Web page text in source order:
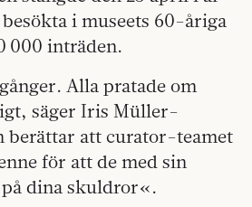
i museets 60-åriga
000 inträden.
Alla pratade om
säger Iris Müller-
berättar att curator-teamet
för att de med sin
dina skuldror«.